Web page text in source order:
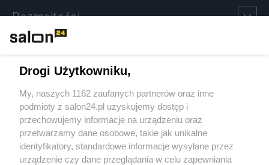
Rozmaitości
Sport
Społeczeństwo
Kultura
Drogi Użytkowniku,
My, naszych 1162 zaufanych partnerów oraz inne
podmioty z salon24.pl uzyskujemy dostęp i
przechowujemy informacje na urządzeniu oraz
przetwarzamy dane osobowe, takie jak unikalne
identyfikatory, standardowe informacje wysyłane przez
urządzenie czy dane przeglądania w celu zapewniania